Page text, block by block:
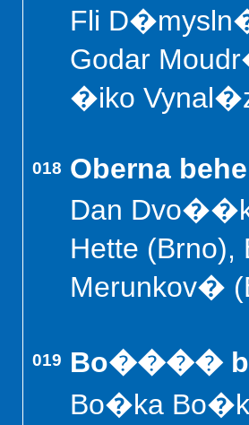
Fli
Godar
�iko
018 Oberna
Dan
Hette
Merunkov�
019 Bo����
Bo�ka